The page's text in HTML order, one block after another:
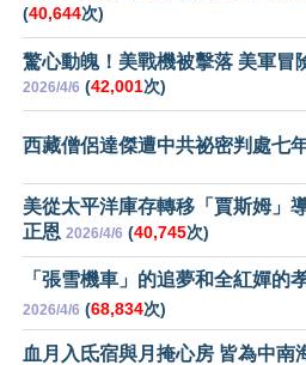
(40,644次)
驚心動魄！美戰機被擊落 美軍冒
2026/4/6 (42,001次)
西藏僧侶達傑遭中共祕密判處七
美從太平洋庫存轉移「賈斯姆」
正恩 2026/4/6 (40,745次)
「張雪機車」的追夢和全紅嬋的
2026/4/6 (68,834次)
血月入氐宿與月掩心房 皆為中南